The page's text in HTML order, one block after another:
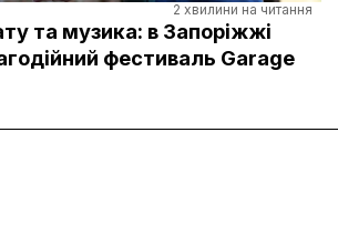
2 хвилини на читання
та музика: в Запоріжжі
фестиваль Garage